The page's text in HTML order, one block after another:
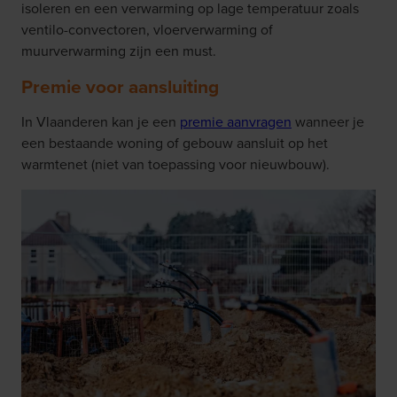
isoleren en een verwarming op lage temperatuur zoals
ventilo-convectoren, vloerverwarming of
muurverwarming zijn een must.
Premie voor aansluiting
In Vlaanderen kan je een premie aanvragen wanneer je
een bestaande woning of gebouw aansluit op het
warmtenet (niet van toepassing voor nieuwbouw).